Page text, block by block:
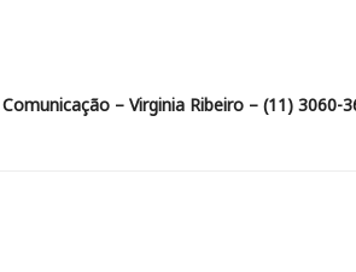
– Virginia Ribeiro – (11) 3060-